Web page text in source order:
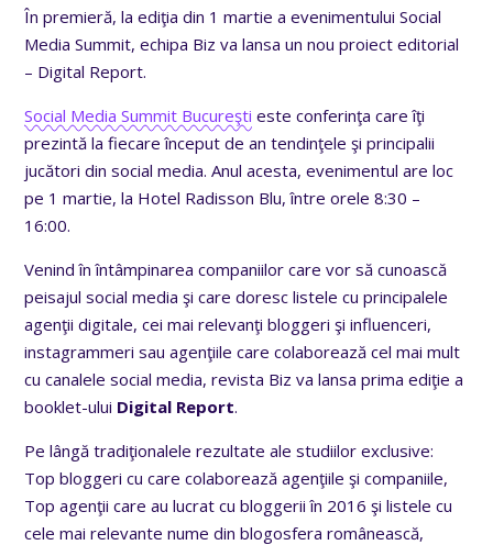
În premieră, la ediţia din 1 martie a evenimentului Social
Media Summit, echipa Biz va lansa un nou proiect editorial
– Digital Report.
Social Media Summit Bucureşti este conferinţa care îţi
prezintă la fiecare început de an tendinţele şi principalii
jucători din social media. Anul acesta, evenimentul are loc
pe 1 martie, la Hotel Radisson Blu, între orele 8:30 –
16:00.
Venind în întâmpinarea companiilor care vor să cunoască
peisajul social media şi care doresc listele cu principalele
agenţii digitale, cei mai relevanţi bloggeri şi influenceri,
instagrammeri sau agenţiile care colaborează cel mai mult
cu canalele social media, revista Biz va lansa prima ediţie a
booklet-ului Digital Report.
Pe lângă tradiţionalele rezultate ale studiilor exclusive:
Top bloggeri cu care colaborează agenţiile şi companiile,
Top agenţii care au lucrat cu bloggerii în 2016 şi listele cu
cele mai relevante nume din blogosfera românească,